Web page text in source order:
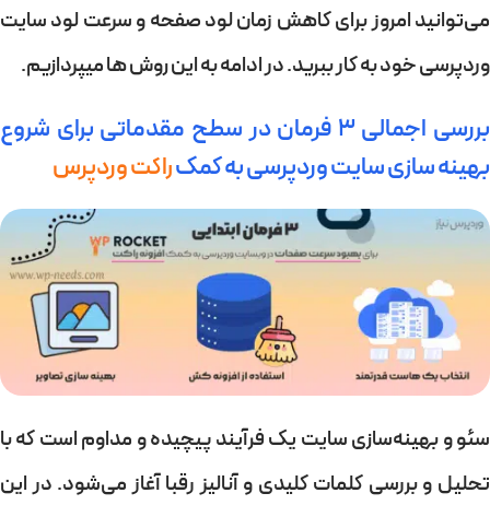
می‌توانید امروز برای کاهش زمان لود صفحه و سرعت لود سایت
وردپرسی خود به کار ببرید. در ادامه به این روش ها میپردازیم.
بررسی اجمالی
۳ فرمان در سطح مقدماتی برای شروع
بهینه سازی سایت وردپرسی به کمکراکت وردپرس
سئو و بهینه‌سازی سایت یک فرآیند پیچیده و مداوم است که با
تحلیل و بررسی کلمات کلیدی و آنالیز رقبا آغاز می‌شود. در این